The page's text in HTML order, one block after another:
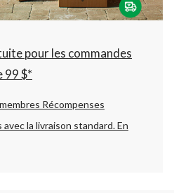
changer
pour les commandes
99 $*
Récompenses
avec la livraison standard.En